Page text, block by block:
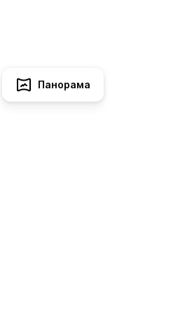
Панорама